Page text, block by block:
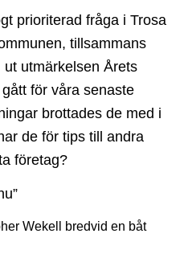
prioriterad fråga i Trosa
tillsammans
utmärkelsen Årets
för våra senaste
brottades de med i
de för tips till andra
företag?